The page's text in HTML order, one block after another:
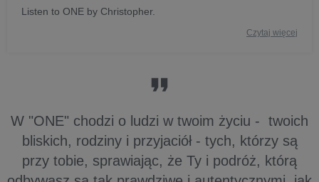
Listen to ONE by Christopher.
Czytaj więcej
W "ONE" chodzi o ludzi w twoim życiu - twoich
bliskich, rodziny i przyjaciół - tych, którzy są
przy tobie, sprawiając, że Ty i podróż, którą